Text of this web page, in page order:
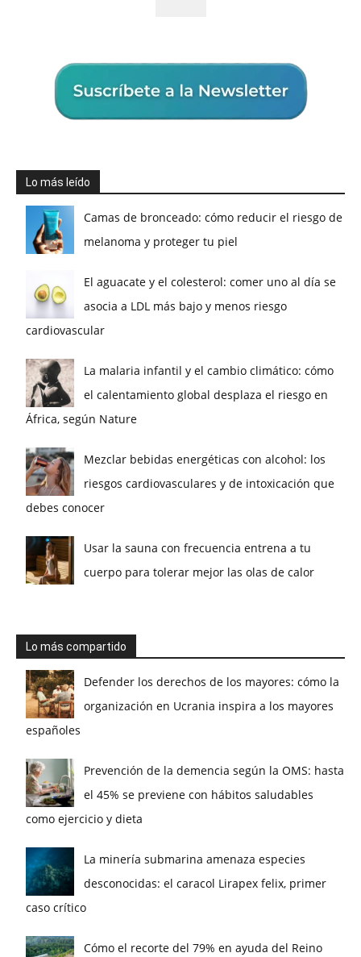
Lo más leído
Camas de bronceado: cómo reducir el riesgo de
melanoma y proteger tu piel
El aguacate y el colesterol: comer uno al día se
asocia a LDL más bajo y menos riesgo
cardiovascular
La malaria infantil y el cambio climático: cómo
el calentamiento global desplaza el riesgo en
África, según Nature
Mezclar bebidas energéticas con alcohol: los
riesgos cardiovasculares y de intoxicación que
debes conocer
Usar la sauna con frecuencia entrena a tu
cuerpo para tolerar mejor las olas de calor
Lo más compartido
Defender los derechos de los mayores: cómo la
organización en Ucrania inspira a los mayores
españoles
Prevención de la demencia según la OMS: hasta
el 45% se previene con hábitos saludables
como ejercicio y dieta
La minería submarina amenaza especies
desconocidas: el caracol Lirapex felix, primer
caso crítico
Cómo el recorte del 79% en ayuda del Reino